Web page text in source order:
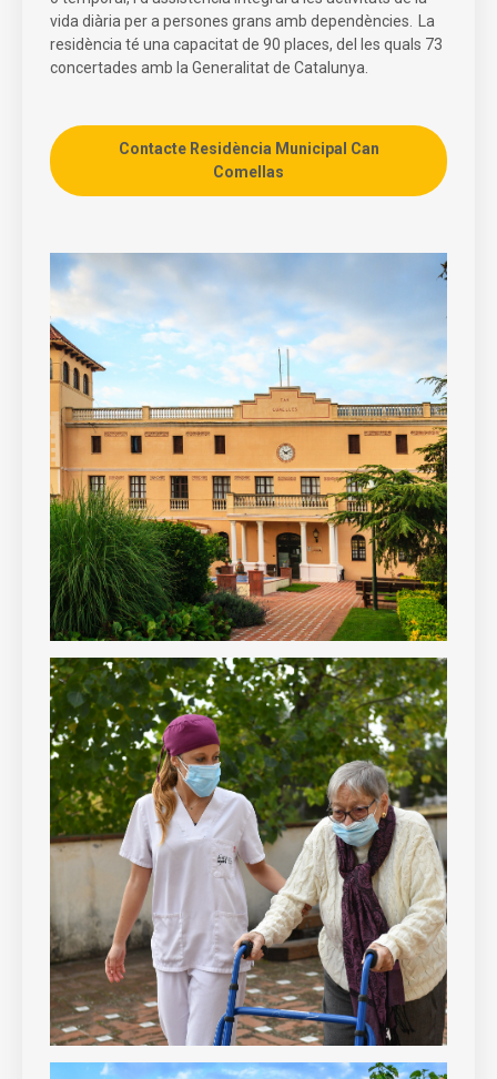
vida diària per a persones grans amb dependències. La
residència té una capacitat de 90 places, del les quals 73
concertades amb la Generalitat de Catalunya.
Contacte Residència Municipal Can
Comellas